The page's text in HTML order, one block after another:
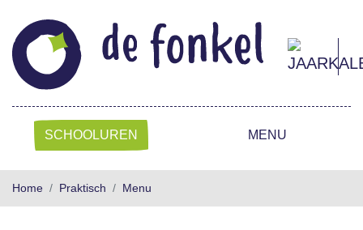
SCHOOLUREN MENU
Home Praktisch Menu